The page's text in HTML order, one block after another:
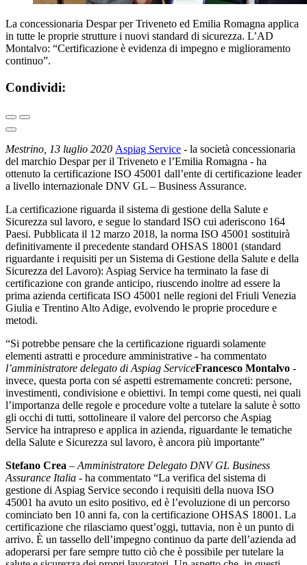
La concessionaria Despar per Triveneto ed Emilia Romagna applica
in tutte le proprie strutture i nuovi standard di sicurezza. L’AD
Montalvo: “Certificazione è evidenza di impegno e miglioramento
continuo”.
Condividi:
Mestrino, 13 luglio 2020 Aspiag Service - la società concessionaria
del marchio Despar per il Triveneto e l’Emilia Romagna - ha
ottenuto la certificazione ISO 45001 dall’ente di certificazione leader
a livello internazionale DNV GL – Business Assurance.
La certificazione riguarda il sistema di gestione della Salute e
Sicurezza sul lavoro, e segue lo standard ISO cui aderiscono 164
Paesi. Pubblicata il 12 marzo 2018, la norma ISO 45001 sostituirà
definitivamente il precedente standard OHSAS 18001 (standard
riguardante i requisiti per un Sistema di Gestione della Salute e della
Sicurezza del Lavoro): Aspiag Service ha terminato la fase di
certificazione con grande anticipo, riuscendo inoltre ad essere la
prima azienda certificata ISO 45001 nelle regioni del Friuli Venezia
Giulia e Trentino Alto Adige, evolvendo le proprie procedure e
metodi.
“Si potrebbe pensare che la certificazione riguardi solamente
elementi astratti e procedure amministrative - ha commentato
l’amministratore delegato di Aspiag ServiceFrancesco Montalvo -
invece, questa porta con sé aspetti estremamente concreti: persone,
investimenti, condivisione e obiettivi. In tempi come questi, nei quali
l’importanza delle regole e procedure volte a tutelare la salute è sotto
gli occhi di tutti, sottolineare il valore del percorso che Aspiag
Service ha intrapreso e applica in azienda, riguardante le tematiche
della Salute e Sicurezza sul lavoro, è ancora più importante”
Stefano Crea –Amministratore Delegato DNV GL Business
Assurance Italia - ha commentato “La verifica del sistema di
gestione di Aspiag Service secondo i requisiti della nuova ISO
45001 ha avuto un esito positivo, ed è l’evoluzione di un percorso
cominciato ben 10 anni fa, con la certificazione OHSAS 18001. La
certificazione che rilasciamo quest’oggi, tuttavia, non è un punto di
arrivo. È un tassello dell’impegno continuo da parte dell’azienda ad
adoperarsi per fare sempre tutto ciò che è possibile per tutelare la